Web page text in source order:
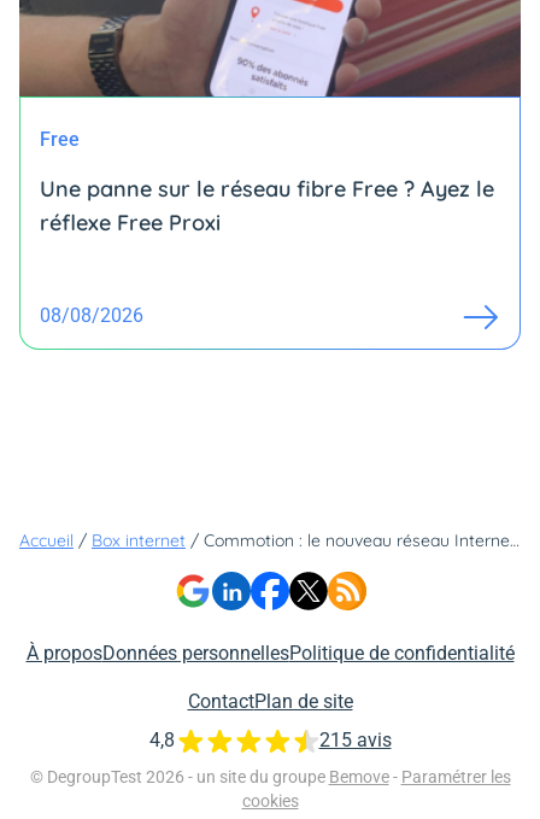
Free
Une panne sur le réseau fibre Free ? Ayez le
réflexe Free Proxi
08/08/2026
Accueil / Box internet / Commotion : le nouveau réseau Internet libre et gratuit
À proposDonnées personnellesPolitique de confidentialité
ContactPlan de site
© DegroupTest 2026 - un site du groupe Bemove - Paramétrer les
cookies
4,8 215 avis